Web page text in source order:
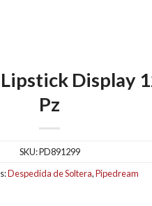
Display
Pz
SKU:PD891299
Despedida de Soltera,Pipedream